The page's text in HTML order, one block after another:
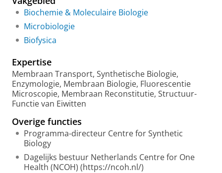
a
g
e
c
h
P
a
l
Biochemie & Moleculaire Biologie
Microbiologie
Biofysica
Expertise
Membraan Transport, Synthetische Biologie,
Enzymologie, Membraan Biologie, Fluorescentie
Microscopie, Membraan Reconstitutie, Structuur-
Functie van Eiwitten
Overige functies
Programma-directeur Centre for Synthetic
Biology
Dagelijks bestuur Netherlands Centre for One
Health (NCOH) (https://ncoh.nl/)